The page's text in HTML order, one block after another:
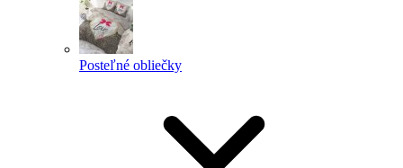
Posteľné obliečky